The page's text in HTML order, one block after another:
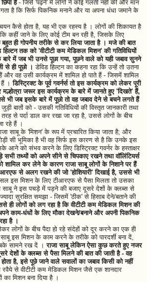
है- जिसे 'पढ़ने' में लोगों ने कोई गलती नहीं की और मान
है कि सिर्फ पिकनिक मनाने और या अपना धंधा जमाने के
चयन कैसे होता है, यह भी एक रहस्य है । लोगों की शिकायत है
कि कहीं जाने के लिए कोई टीम बन रही है, जिसके लिए
ही गोपनीय तरीके से कर लिया जाता है । मजे की बात
हिल्टन तक को 'वीटीटी कम मेडिकल मिशन' की गतिविधियों
बारे में जब भी उनसे पूछा गया, पूछने वाले को यही जबाव सुनने
से ही पूछो । डेविड हिल्टन का कहना रहा कि उन्हें तो उतना
और वह उसी कार्यक्रम में शामिल हो पाते हैं - जिसमें शामिल
हैं ।डिस्ट्रिक्ट के पूर्व गवर्नर्स तो इस कार्यक्रम को लेकर पूरी
जरूर इस कार्यक्रम के बारे में जानते हुए 'दिखते' हैं,
भी जब इसके बारे में पूछो तो वह जबाव देने से बचने लगते हैं
बातों को - उसकी गतिविधियों की विस्तृत जानकारी तथा
से पर्दा डाल कर रखा जा रहा है, उससे लोगों के बीच
रहे हैं ।
साबू के 'मिशन' के रूप में प्रचारित किया जाता है; और
सी भूमिका है भी वह सिर्फ इस कारण से है कि उनके इस
को संभव करने के लिए डिस्ट्रिक्ट गवर्नर के हस्ताक्षर
तथ्यों को अपने सीने से चिपकाए रखने तथा वॉलिंटियर्स
शामिल कर लेने के कारण राजा साबू लोगों के निशाने पर हैं
से अलग रखने की जो 'होशियारी' दिखाई है, उससे भी
इस मिशन के लिए टीआरएफ से पैसा मिलता तो उसका
साबू ने इस पचड़े में पड़ने की बजाए दूसरे देशों के क्लब्स से
सुरक्षित समझा - जिसमें 'ठीक' से हिसाब देने/बताने की
ही लोगों को लग रहा है कि वीटीटी कम मेडिकल मिशन की
काम-धंधों के लिए मौका देखने/बनाने और अपनी पिकनिक
है ।
लोगों के बीच पैदा हो रहे संदेहों को दूर करने का एक ही
इस मिशन के काम करने के तरीके को पारदर्शी बना दें,
सामने रख दें ।राजा साबू लेकिन ऐसा कुछ करते हुए नजर
देशों के क्लब्स से पैसा मिलने की बात की जाती है - वह
है, इसे पूछे जाने वाले सवालों का जबाव किसी को नहीं
रवैये से वीटीटी कम मेडिकल मिशन जैसे एक शानदार
मिशन बना दिया है ।